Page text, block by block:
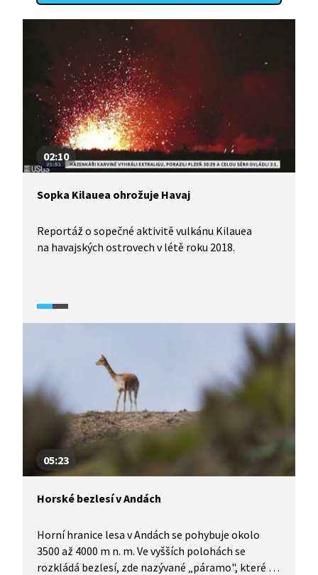
02:10
Sopka Kilauea ohrožuje Havaj
Reportáž o sopečné aktivitě vulkánu Kilauea
na havajských ostrovech v létě roku 2018.
05:23
Horské bezlesí v Andách
Horní hranice lesa v Andách se pohybuje okolo
3500 až 4000 m n. m. Ve vyšších polohách se
rozkládá bezlesí, zde nazývané „páramo", které je